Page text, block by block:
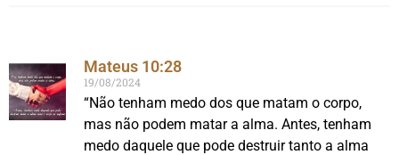
Mateus 10:28
19/08/2024
“Não tenham medo dos que matam o corpo,
mas não podem matar a alma. Antes, tenham
medo daquele que pode destruir tanto a alma